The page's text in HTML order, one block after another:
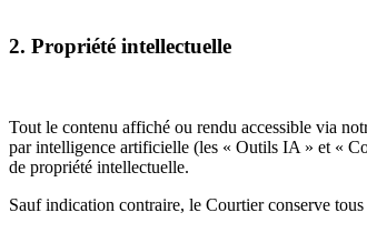
2. Propriété intellectuelle
Tout le contenu affiché ou rendu accessible via
par intelligence artificielle (les « Outils IA » et «
de propriété intellectuelle.
Sauf indication contraire, le Courtier conserve